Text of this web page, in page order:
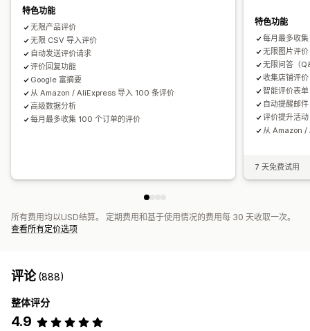
特色功能
无限产品评价
无限 CSV 导入评价
自动发送评价请求
评价回复功能
Google 富摘要
从 Amazon / AliExpress 导入 100 条评价
高级数据分析
每月最多收集 100 个订单的评价
特色功能
每月最多收
无限图片评价
无限问答（
收集店铺评价
智能评价表单
自动提醒邮件
评价提升活动
从 Amazon
7 天免费试用
所有费用均以USD结算。 定期费用和基于使用情况的费用每 30 天收取一次。
查看所有定价选项
评论(888)
整体评分
4.9